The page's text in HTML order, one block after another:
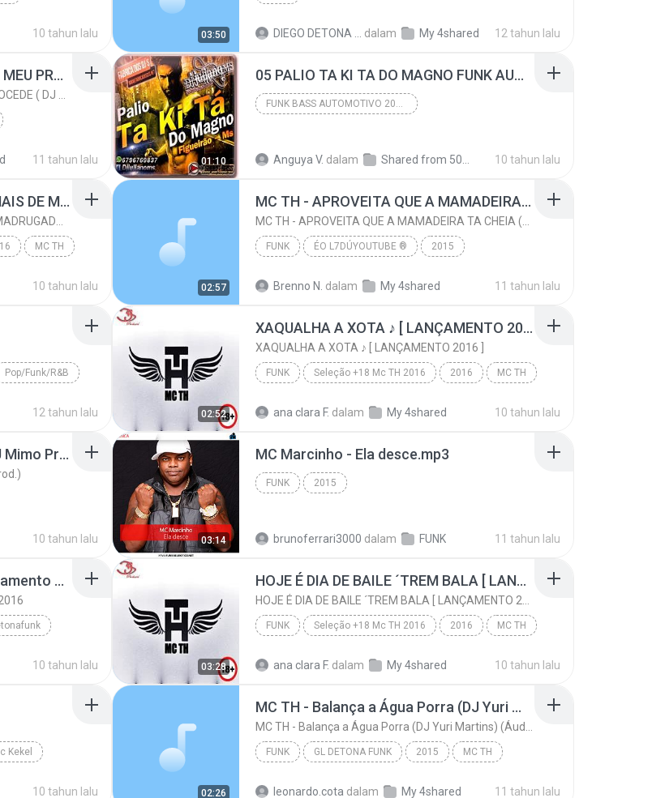
10 tahun lalu 03:50 dalam My 4shared 12 tahun lalu
MC PIKACHU E MC MM - ESSE É MEU PROCEDE ( DJ CARLINHOS DA S.R )
11 tahun lalu 01:10
05 PALIO TA KI TA DO MAGNO FUNK AUTOMOTIVO VOLUME 01.mp3
FUNK BASS AUTOMOTIVO 2016 LANÇAMENTOS
FUNK BASS AUTOMOTIVO 2016 LANÇAMENTOS
Anguya V. dalam 10 tahun lalu
TEM UMAS MINA QUE CHATA MAIS DE MADRUGADA CHORA ♫ [LANÇAMENTO 2015]
MC TH
10 tahun lalu 02:57
MC TH - APROVEITA QUE A MAMADEIRA TA CHEIA (LANÇAMENTO OFICIAL 2015)
FUNK ÉO L7DÚYOUTUBE ® 2015
Brenno N. dalam My 4shared 11 tahun lalu
Pop/Funk/R&B
12 tahun lalu 02:52
XAQUALHA A XOTA ♪ [ LANÇAMENTO 2016 ]
XAQUALHA A XOTA ♪ [ LANÇAMENTO 2016 ]
FUNK Seleção +18 Mc TH 2016 2016 MC TH
ana clara F. dalam My 4shared 10 tahun lalu
Mc Jk - Mulher Diferenciada (DJ Mimo Prod.)
10 tahun lalu 03:14
MC Marcinho - Ela desce.mp3
FUNK 2015
brunoferrari3000 dalam FUNK 11 tahun lalu
Tudo de Bom ( Perera DJ ) Lançamento 2016
10 tahun lalu 03:28
HOJE É DIA DE BAILE ´TREM BALA [ LANÇAMENTO 2016 ]
FUNK Seleção +18 Mc TH 2016 2016 MC TH
ana clara F. dalam My 4shared 10 tahun lalu
Kekel
10 tahun lalu 02:26
MC TH - Balança a Água Porra (DJ Yuri Martins) (Áudio Oficial) Lançamento 2016
FUNK GL DETONA FUNK 2015 MC TH
leonardo.cota dalam My 4shared 11 tahun lalu